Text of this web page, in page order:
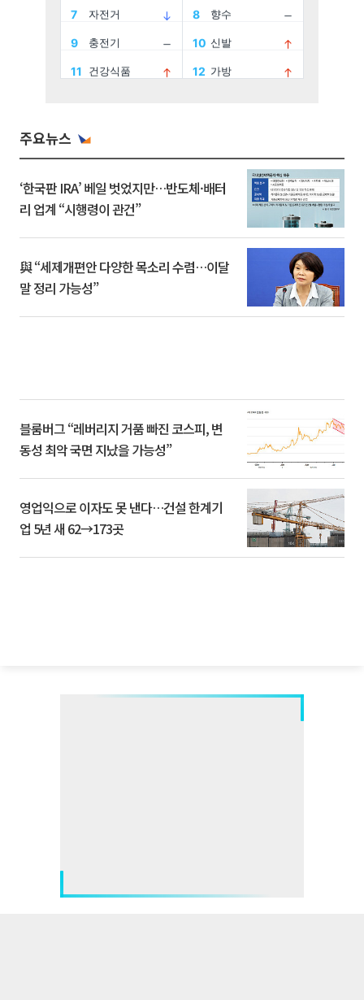
주요뉴스
‘한국판 IRA’ 베일 벗었지만…반도체·배터
리 업계 “시행령이 관건”
與 “세제개편안 다양한 목소리 수렴…이달
말 정리 가능성”
블룸버그 “레버리지 거품 빠진 코스피, 변
동성 최악 국면 지났을 가능성”
영업익으로 이자도 못 낸다…건설 한계기
업 5년 새 62→173곳